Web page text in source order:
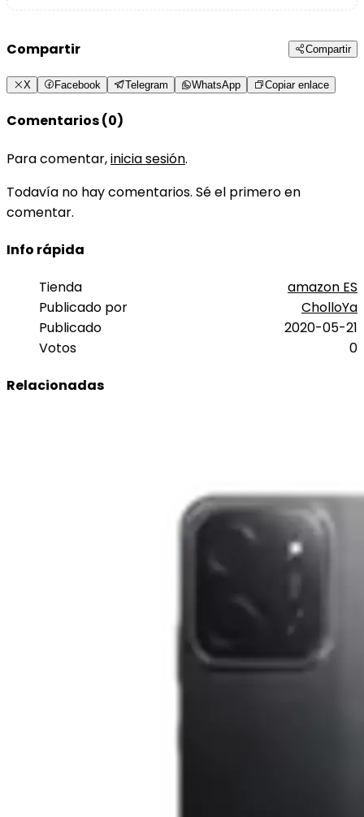
Compartir Compartir
X Facebook Telegram WhatsApp Copiar enlace
Comentarios (0)
Para comentar,inicia sesión.
Todavía no hay comentarios. Sé el primero en
comentar.
Info rápida
Tienda
amazon ES
Publicado por
CholloYa
Publicado
2020-05-21
Votos
0
Relacionadas